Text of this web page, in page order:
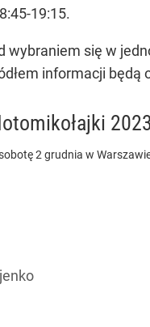
19:15.
wybraniem się w
informacji
2 grudnia w